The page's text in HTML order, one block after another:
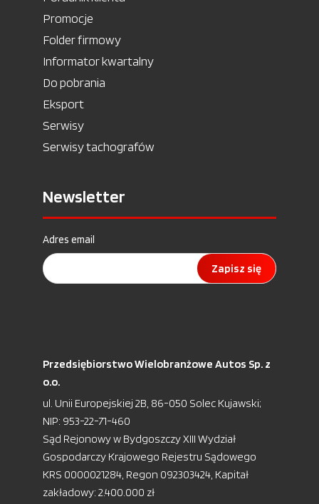
Promocje
Folder firmowy
Informator kwartalny
Do pobrania
Eksport
Serwisy
Serwisy tachografów
Newsletter
Adres email
Zapisz się
Przedsiębiorstwo Wielobranżowe Autos Sp. z
o.o.
ul. Unii Europejskiej 2B, 86-050 Solec Kujawski;
NIP: 953-22-71-460
Sąd Rejonowy w Bydgoszczy XIII Wydział
Gospodarczy Krajowego Rejestru Sądowego
KRS 0000021284, Regon 092303424, Kapitał
zakładowy: 2.400.000 zł